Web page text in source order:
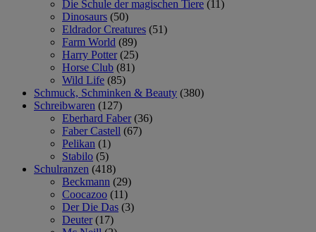
Die Schule der magischen Tiere (11)
Dinosaurs (50)
Eldrador Creatures (51)
Farm World (89)
Harry Potter (25)
Horse Club (81)
Wild Life (85)
Schmuck, Schminken & Beauty (380)
Schreibwaren (127)
Eberhard Faber (36)
Faber Castell (67)
Pelikan (1)
Stabilo (5)
Schulranzen (418)
Beckmann (29)
Coocazoo (11)
Der Die Das (3)
Deuter (17)